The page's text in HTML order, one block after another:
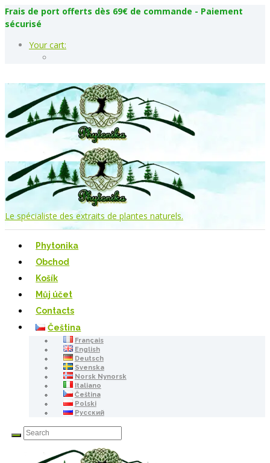
Frais de port offerts dès 69€ de commande - Paiement
sécurisé
Your cart:
Le spécialiste des extraits de plantes naturels.
Phytonika
Obchod
Košík
Můj účet
Contacts
Čeština
Français
English
Deutsch
Svenska
Norsk Nynorsk
Italiano
Čeština
Polski
Русский